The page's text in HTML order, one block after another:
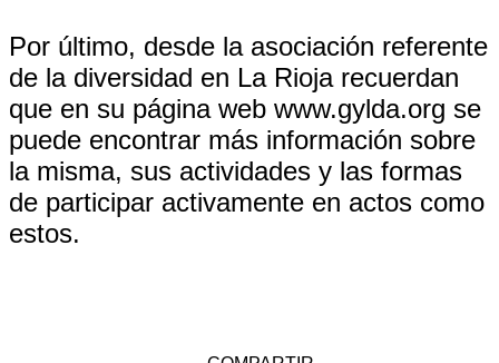
Por último, desde la asociación referente
de la diversidad en La Rioja recuerdan
que en su página web www.gylda.org se
puede encontrar más información sobre
la misma, sus actividades y las formas
de participar activamente en actos como
estos.